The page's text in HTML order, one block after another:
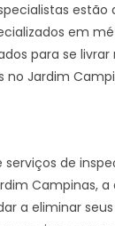
estão
em
para se
no Jardim
serviços de
Campinas, a
a eliminar